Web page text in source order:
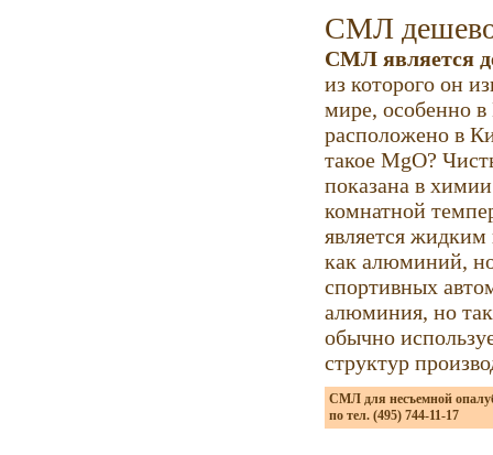
СМЛ
СМЛ является
из которого он
мире, особенно
расположено в
такое MgO?
показана в
комнатной
является жидким
как алюминий,
спортивных
алюминия, но
обычно
структур
СМЛ для несъемной
по тел. (495) 744-11-17